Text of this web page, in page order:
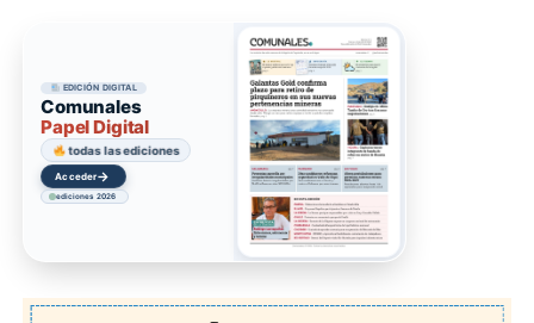
EDICIÓN DIGITAL
Comunales
Papel Digital
todas las ediciones
Acceder→
ediciones 2026